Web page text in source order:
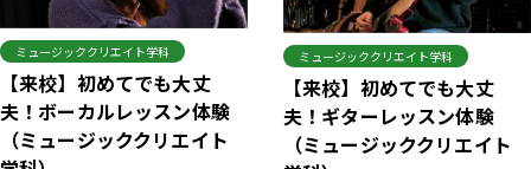
ミュージッククリエイト学科
【来校】初めてでも大丈
夫！ボーカルレッスン体験
（ミュージッククリエイト
ミュージッククリエイト学科
【来校】初めてでも大丈
夫！ギターレッスン体験
（ミュージッククリエイト